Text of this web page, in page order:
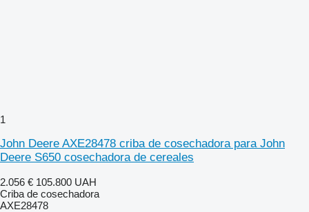
1
John Deere AXE28478 criba de cosechadora para John
Deere S650 cosechadora de cereales
2.056 € 105.800 UAH
Criba de cosechadora
AXE28478